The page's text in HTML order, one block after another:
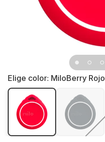
Elige color: MiloBerry Rojo